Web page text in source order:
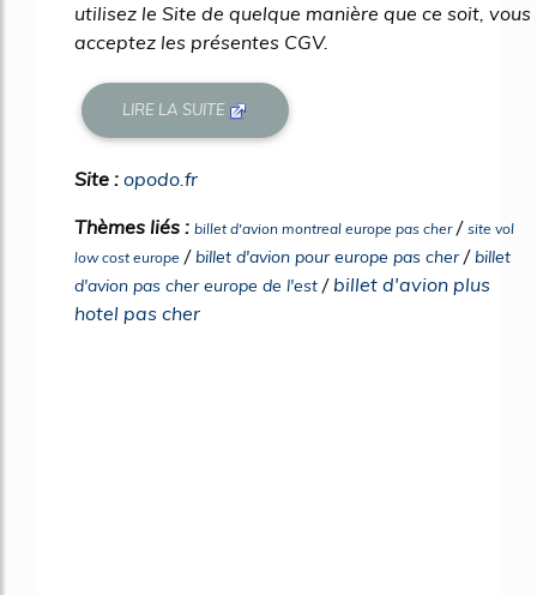
utilisez le Site de quelque manière que ce soit, vous
acceptez les présentes CGV.
LIRE LA SUITE
Site : opodo.fr
Thèmes liés : billet d'avion montreal europe pas cher/ site vol
low cost europe /billet d'avion pour europe pas cher/billet
d'avion pas cher europe de l'est / billet d'avion plus
hotel pas cher